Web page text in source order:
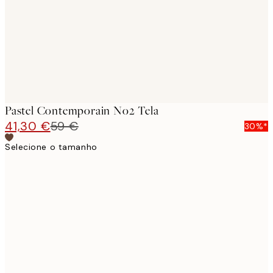
Pastel Contemporain No2 Tela
41,30 €59 €
30%*
Selecione o tamanho